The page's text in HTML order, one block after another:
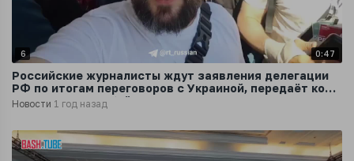
6 0:47
Российские журналисты ждут заявления делегации
РФ по итогам переговоров с Украиной, передаёт корр
RT Костя Придыбайло
Новости 1 год назад